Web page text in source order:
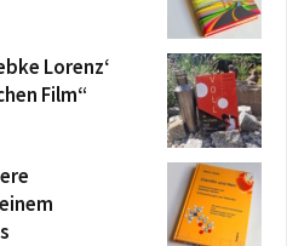
Lorenz‘
Film“